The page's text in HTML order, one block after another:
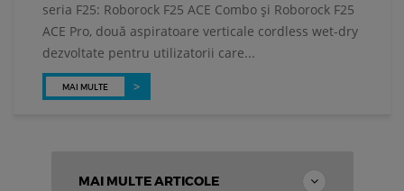
seria F25: Roborock F25 ACE Combo și Roborock F25
ACE Pro, două aspiratoare verticale cordless wet-dry
dezvoltate pentru utilizatorii care...
MAI MULTE
MAI MULTE ARTICOLE